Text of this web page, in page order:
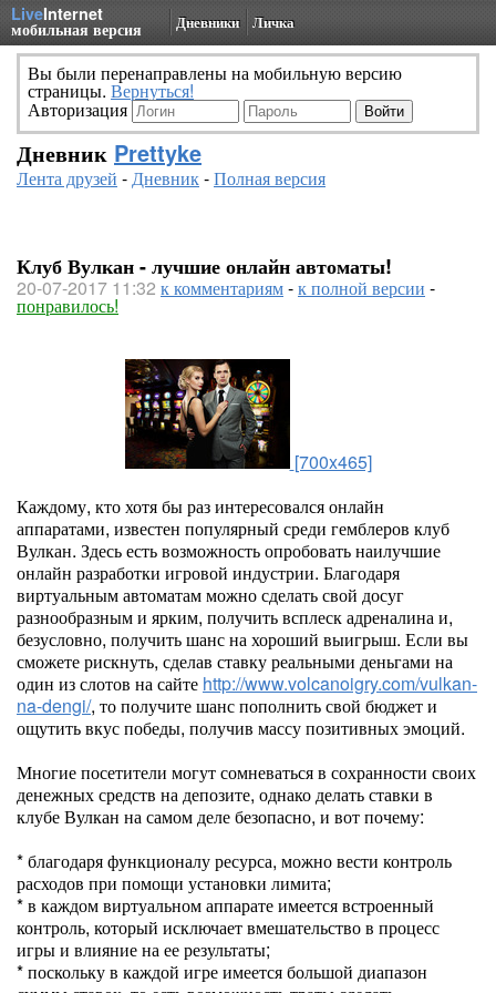
LiveInternet
мобильная версия Дневники Личка
Вы были перенаправлены на мобильную версию
страницы. Вернуться!
Авторизация
Дневник Prettyke
Лента друзей -Дневник-Полная версия
Клуб Вулкан - лучшие онлайн автоматы!
20-07-2017 11:32 к комментариям-к полной версии -
понравилось!
[700x465]
Каждому, кто хотя бы раз интересовался онлайн
аппаратами, известен популярный среди гемблеров клуб
Вулкан. Здесь есть возможность опробовать наилучшие
онлайн разработки игровой индустрии. Благодаря
виртуальным автоматам можно сделать свой досуг
разнообразным и ярким, получить всплеск адреналина и,
безусловно, получить шанс на хороший выигрыш. Если вы
сможете рискнуть, сделав ставку реальными деньгами на
один из слотов на сайте http://www.volcanoigry.com/vulkan-
na-dengi/, то получите шанс пополнить свой бюджет и
ощутить вкус победы, получив массу позитивных эмоций.
Многие посетители могут сомневаться в сохранности своих
денежных средств на депозите, однако делать ставки в
клубе Вулкан на самом деле безопасно, и вот почему:
* благодаря функционалу ресурса, можно вести контроль
расходов при помощи установки лимита;
* в каждом виртуальном аппарате имеется встроенный
контроль, который исключает вмешательство в процесс
игры и влияние на ее результаты;
* поскольку в каждой игре имеется большой диапазон